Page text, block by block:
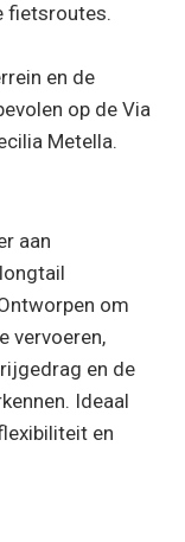
fietsroutes.
en de
op de Via
Metella.
aan
om
vervoeren,
en de
Ideaal
en